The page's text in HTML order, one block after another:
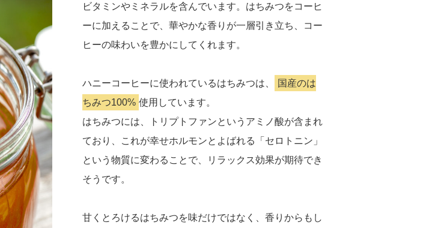
ビタミンやミネラルを含んでいます。はちみつをコーヒ
ーに加えることで、華やかな香りが一層引き立ち、コー
ヒーの味わいを豊かにしてくれます。
ハニーコーヒーに使われているはちみつは、
国産のは
ちみつ100% 使用しています。
はちみつには、トリプトファンというアミノ酸が含まれ
ており、これが幸せホルモンとよばれる「セロトニン」
という物質に変わることで、リラックス効果が期待でき
そうです。
甘くとろけるはちみつを味だけではなく、香りからもし